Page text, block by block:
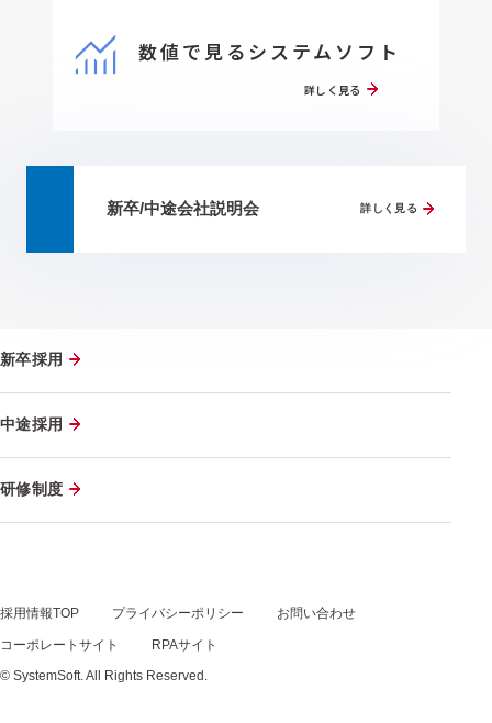
数値で見るシステムソフト
詳しく見る
新卒/中途会社説明会 詳しく見る
新卒採用
中途採用
研修制度
採用情報TOP プライバシーポリシー お問い合わせ
コーポレートサイト
RPAサイト
© SystemSoft. All Rights Reserved.